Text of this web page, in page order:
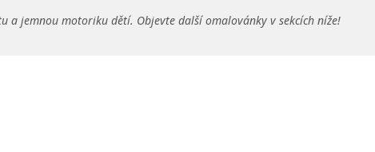
a jemnou motoriku dětí. Objevte další omalovánky v sekcích níže!